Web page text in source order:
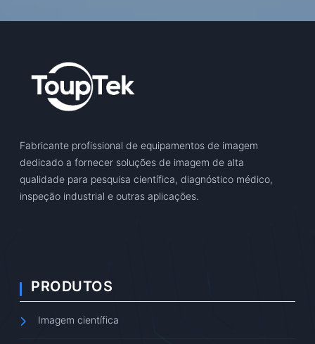
Fabricante profissional de equipamentos de imagem
dedicado a fornecer soluções de imagem de alta
qualidade para pesquisa científica, diagnóstico médico,
inspeção industrial e outras aplicações.
PRODUTOS
Imagem científica